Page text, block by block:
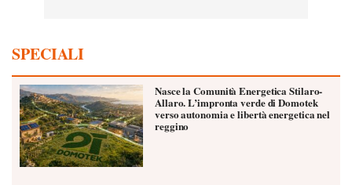
SPECIALI
Nasce la Comunità Energetica Stilaro-
Allaro. L’impronta verde di Domotek
verso autonomia e libertà energetica nel
reggino